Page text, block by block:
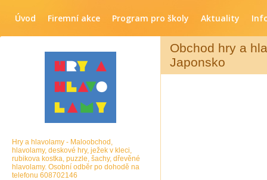
Úvod Firemní akce Program pro školy Aktuality
Obchod hry a
Japonsko
Hry a hlavolamy - Maloobchod,
hlavolamy, deskové hry, ježek v kleci,
rubikova kostka, puzzle, šachy, dřevěné
hlavolamy. Osobní odběr po dohodě na
telefonu 608702146